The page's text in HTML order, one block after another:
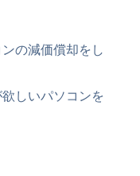
の減価償却をし
しいパソコンを